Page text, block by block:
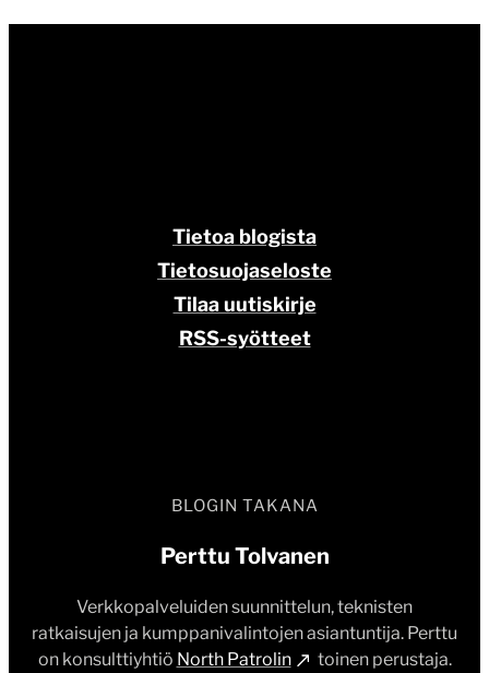
BLOGIN TAKANA
Perttu Tolvanen
Verkkopalveluiden suunnittelun, teknisten
ratkaisujen ja kumppanivalintojen asiantuntija. Perttu
on konsulttiyhtiö North Patrolin
toinen perustaja.
Tietoa blogista
Tietosuojaseloste
Tilaa uutiskirje
RSS-syötteet